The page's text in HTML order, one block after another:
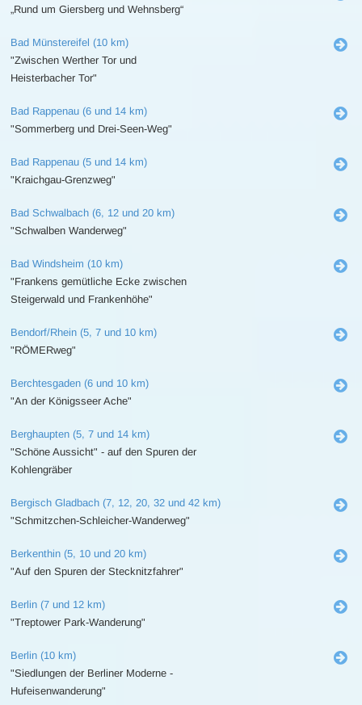
„Rund um Giersberg und Wehnsberg“
Bad Münstereifel (10 km)
"Zwischen Werther Tor und
Heisterbacher Tor"
Bad Rappenau (6 und 14 km)
"Sommerberg und Drei-Seen-Weg"
Bad Rappenau (5 und 14 km)
"Kraichgau-Grenzweg"
Bad Schwalbach (6, 12 und 20 km)
"Schwalben Wanderweg"
Bad Windsheim (10 km)
"Frankens gemütliche Ecke zwischen
Steigerwald und Frankenhöhe"
Bendorf/Rhein (5, 7 und 10 km)
"RÖMERweg"
Berchtesgaden (6 und 10 km)
"An der Königsseer Ache"
Berghaupten (5, 7 und 14 km)
"Schöne Aussicht" - auf den Spuren der
Kohlengräber
Bergisch Gladbach (7, 12, 20, 32 und 42 km)
"Schmitzchen-Schleicher-Wanderweg"
Berkenthin (5, 10 und 20 km)
"Auf den Spuren der Stecknitzfahrer"
Berlin (7 und 12 km)
"Treptower Park-Wanderung"
Berlin (10 km)
"Siedlungen der Berliner Moderne -
Hufeisenwanderung"